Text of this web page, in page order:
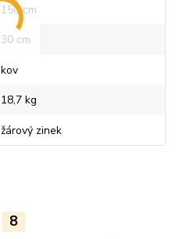
150 cm
30 cm
kov
18,7 kg
žárový zinek
8